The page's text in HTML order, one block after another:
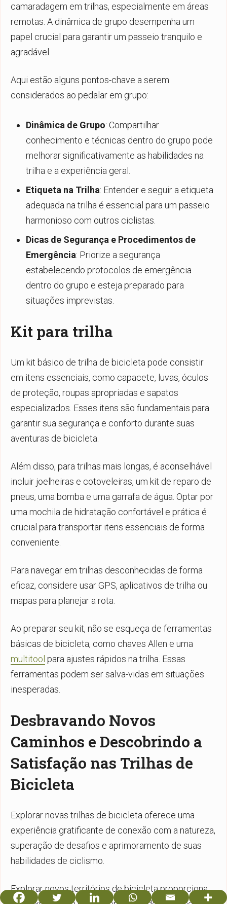
camaradagem em trilhas, especialmente em áreas
remotas. A dinâmica de grupo desempenha um
papel crucial para garantir um passeio tranquilo e
agradável.
Aqui estão alguns pontos-chave a serem
considerados ao pedalar em grupo:
Dinâmica de Grupo: Compartilhar
conhecimento e técnicas dentro do grupo pode
melhorar significativamente as habilidades na
trilha e a experiência geral.
Etiqueta na Trilha: Entender e seguir a etiqueta
adequada na trilha é essencial para um passeio
harmonioso com outros ciclistas.
Dicas de Segurança e Procedimentos de
Emergência: Priorize a segurança
estabelecendo protocolos de emergência
dentro do grupo e esteja preparado para
situações imprevistas.
Kit para trilha
Um kit básico de trilha de bicicleta pode consistir
em itens essenciais, como capacete, luvas, óculos
de proteção, roupas apropriadas e sapatos
especializados. Esses itens são fundamentais para
garantir sua segurança e conforto durante suas
aventuras de bicicleta.
Além disso, para trilhas mais longas, é aconselhável
incluir joelheiras e cotoveleiras, um kit de reparo de
pneus, uma bomba e uma garrafa de água. Optar por
uma mochila de hidratação confortável e prática é
crucial para transportar itens essenciais de forma
conveniente.
Para navegar em trilhas desconhecidas de forma
eficaz, considere usar GPS, aplicativos de trilha ou
mapas para planejar a rota.
Ao preparar seu kit, não se esqueça de ferramentas
básicas de bicicleta, como chaves Allen e uma
multitool para ajustes rápidos na trilha. Essas
ferramentas podem ser salva-vidas em situações
inesperadas.
Desbravando Novos
Caminhos e Descobrindo a
Satisfação nas Trilhas de
Bicicleta
Explorar novas trilhas de bicicleta oferece uma
experiência gratificante de conexão com a natureza,
superação de desafios e aprimoramento de suas
habilidades de ciclismo.
Explorar novos territórios de bicicleta proporciona